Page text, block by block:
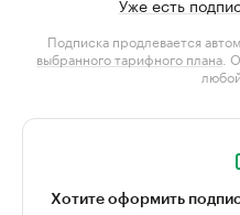
Подписка продлевается
выбранного тарифного плана .
Хотите оформить